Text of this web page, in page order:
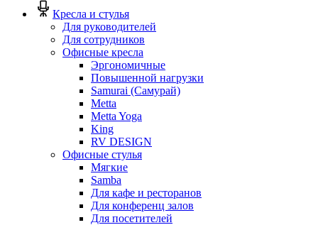
Кресла и стулья
Для руководителей
Для сотрудников
Офисные кресла
Эргономичные
Повышенной нагрузки
Samurai (Самурай)
Metta
Metta Yoga
King
RV DESIGN
Офисные стулья
Мягкие
Samba
Для кафе и ресторанов
Для конференц залов
Для посетителей